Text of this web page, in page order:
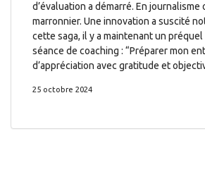
d’évaluation a démarré. En
marronnier. Une innovation a suscité
cette saga, il y a maintenant un
séance de coaching : “Préparer mon
d’appréciation avec gratitude et
25 octobre 2024